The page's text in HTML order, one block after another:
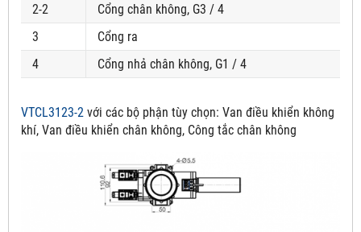
2-2
Cổng chân không, G3 / 4
3
Cổng ra
4
Cổng nhả chân không, G1 / 4
VTCL3123-2 với các bộ phận tùy chọn: Van điều khiển không
khí, Van điều khiển chân không, Công tắc chân không